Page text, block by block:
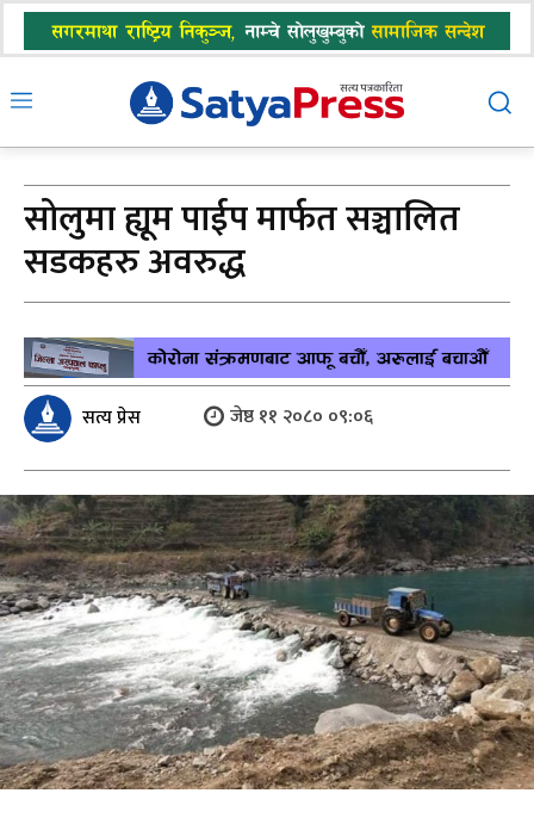
सोलुमा ह्यूम पाईप मार्फत सञ्चालित
सडकहरु अवरुद्ध
सत्य प्रेस जेष्ठ ११ २०८० ०९:०६